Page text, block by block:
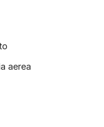
aerea